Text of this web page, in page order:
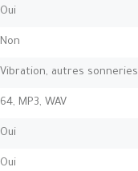
Oui
Non
Vibration, autres sonneries
64, MP3, WAV
Oui
Oui